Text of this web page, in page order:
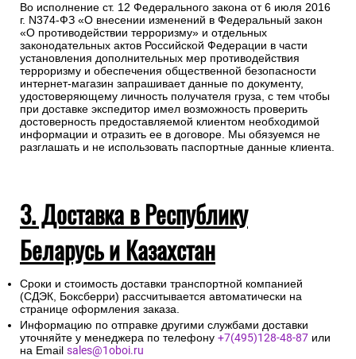
Во исполнение ст. 12 Федерального закона от 6 июля 2016
г. N374-ФЗ «О внесении изменений в Федеральный закон
«О противодействии терроризму» и отдельных
законодательных актов Российской Федерации в части
установления дополнительных мер противодействия
терроризму и обеспечения общественной безопасности
интернет-магазин запрашивает данные по документу,
удостоверяющему личность получателя груза, с тем чтобы
при доставке экспедитор имел возможность проверить
достоверность предоставляемой клиентом необходимой
информации и отразить ее в договоре. Мы обязуемся не
разглашать и не использовать паспортные данные клиента.
3. Доставка в Республику
Беларусь и Казахстан
Сроки и стоимость доставки транспортной компанией
(СДЭК, Боксберри) рассчитывается автоматически на
странице оформления заказа.
Информацию по отправке другими службами доставки
уточняйте у менеджера по телефону +7(495)128-48-87 или
на Email sales@1oboi.ru